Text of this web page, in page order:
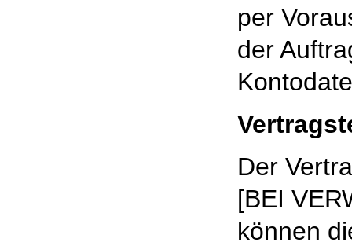
per
der
Der
[BEI
können